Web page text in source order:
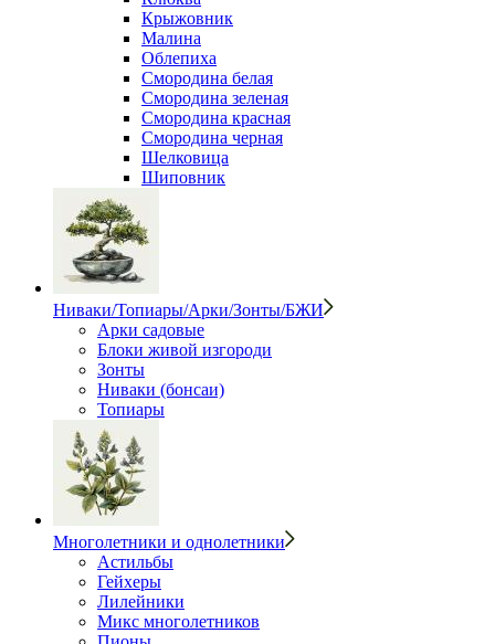
Крыжовник
Малина
Облепиха
Смородина белая
Смородина зеленая
Смородина красная
Смородина черная
Шелковица
Шиповник
Ниваки/Топиары/Арки/Зонты/БЖИ
Арки садовые
Блоки живой изгороди
Зонты
Ниваки (бонсаи)
Топиары
Многолетники и однолетники
Астильбы
Гейхеры
Лилейники
Микс многолетников